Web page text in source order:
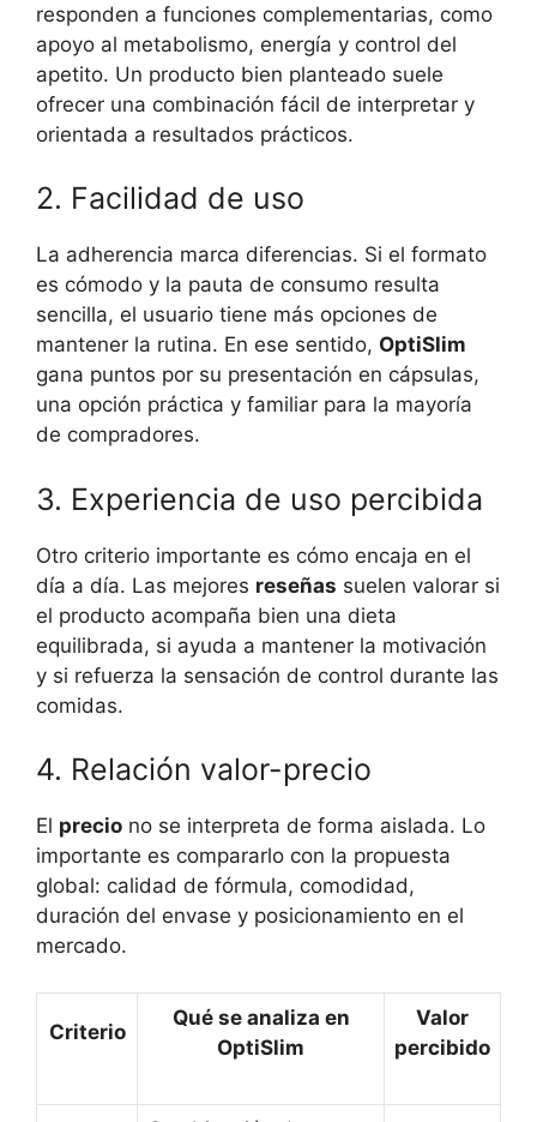
responden a funciones complementarias, como
apoyo al metabolismo, energía y control del
apetito. Un producto bien planteado suele
ofrecer una combinación fácil de interpretar y
orientada a resultados prácticos.
2. Facilidad de uso
La adherencia marca diferencias. Si el formato
es cómodo y la pauta de consumo resulta
sencilla, el usuario tiene más opciones de
mantener la rutina. En ese sentido, OptiSlim
gana puntos por su presentación en cápsulas,
una opción práctica y familiar para la mayoría
de compradores.
3. Experiencia de uso percibida
Otro criterio importante es cómo encaja en el
día a día. Las mejores reseñas suelen valorar si
el producto acompaña bien una dieta
equilibrada, si ayuda a mantener la motivación
y si refuerza la sensación de control durante las
comidas.
4. Relación valor-precio
El precio no se interpreta de forma aislada. Lo
importante es compararlo con la propuesta
global: calidad de fórmula, comodidad,
duración del envase y posicionamiento en el
mercado.
Criterio
Qué se analiza en
OptiSlim
Valor
percibido